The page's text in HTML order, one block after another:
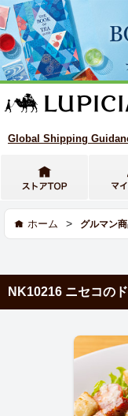
Global Shipping
ホーム > グルマン
NK10216 ニセコの